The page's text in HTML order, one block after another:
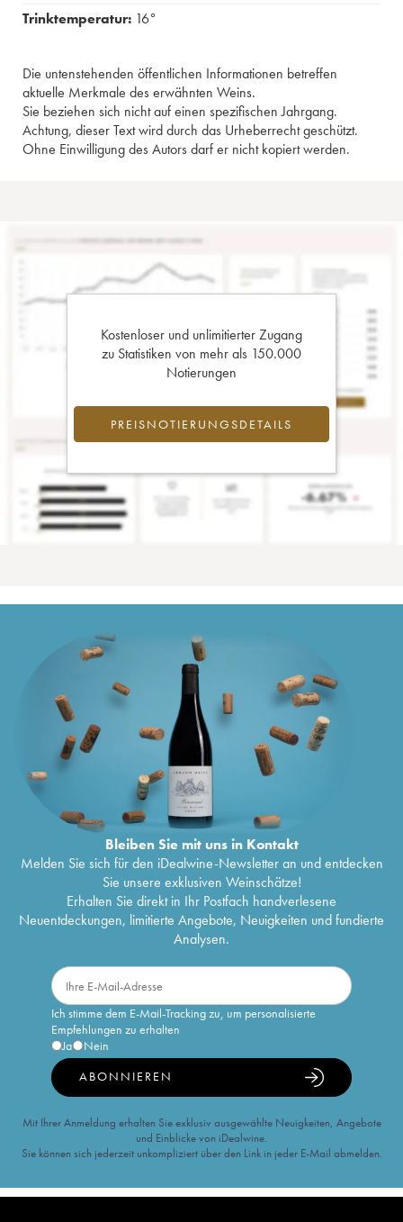
Trinktemperatur: 16°
Die untenstehenden öffentlichen Informationen betreffen
aktuelle Merkmale des erwähnten Weins.
Sie beziehen sich nicht auf einen spezifischen Jahrgang.
Achtung, dieser Text wird durch das Urheberrecht geschützt.
Ohne Einwilligung des Autors darf er nicht kopiert werden.
Kostenloser und unlimitierter Zugang
zu Statistiken von mehr als 150.000
Notierungen
PREISNOTIERUNGSDETAILS
Bleiben Sie mit uns in Kontakt
Melden Sie sich für den iDealwine-Newsletter an und entdecken
Sie unsere exklusiven Weinschätze!
Erhalten Sie direkt in Ihr Postfach handverlesene
Neuentdeckungen, limitierte Angebote, Neuigkeiten und fundierte
Analysen.
Ich stimme dem E-Mail-Tracking zu, um personalisierte
Empfehlungen zu erhalten
Ja
Nein
ABONNIEREN
Mit Ihrer Anmeldung erhalten Sie exklusiv ausgewählte Neuigkeiten, Angebote
und Einblicke von iDealwine.
Sie können sich jederzeit unkompliziert über den Link in jeder E-Mail abmelden.